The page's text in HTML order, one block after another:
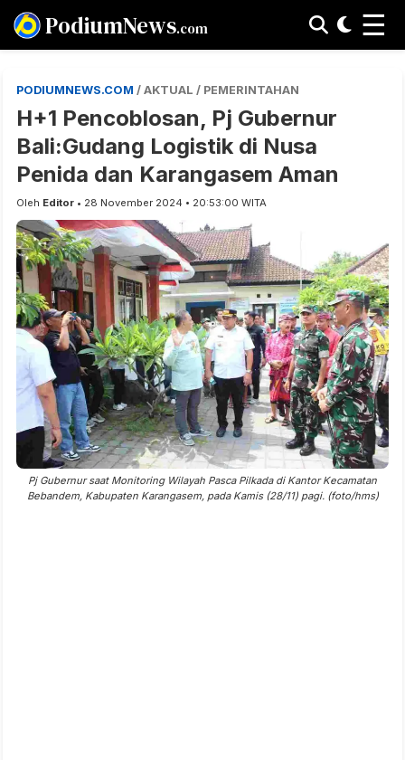
PodiumNews.com ☰
PODIUMNEWS.COM / AKTUAL / PEMERINTAHAN
H+1 Pencoblosan, Pj Gubernur
Bali:Gudang Logistik di Nusa
Penida dan Karangasem Aman
Oleh Editor • 28 November 2024 • 20:53:00 WITA
Pj Gubernur saat Monitoring Wilayah Pasca Pilkada di Kantor Kecamatan
Bebandem, Kabupaten Karangasem, pada Kamis (28/11) pagi. (foto/hms)